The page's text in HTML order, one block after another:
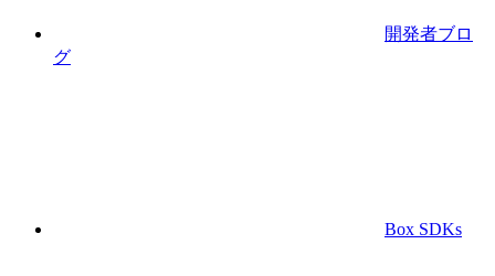
開発者ブロ
グ
Box SDKs